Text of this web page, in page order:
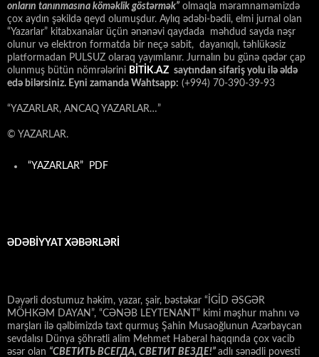
onların tanınmasına kömәklik göstәrmәk” olmaqla məramnaməmizdə
çox aydın şəkildə qeyd olumuşdur. Aylıq ədəbi-bədii, elmi jurnal olan
“Yazarlar” kitabxanalar üçün ənənəvi qaydada məhdud sayda nəşr
olunur və elektron formatda bir neçə sabit, dayanıqlı, təhlükəsiz
platformadan PULSUZ olaraq yayımlanır. Jurnalın bu günə qədər çap
olunmuş bütün nömrələrini BİTİK.AZ saytından sifariş yolu ilə əldə
edə bilərsiniz. Eyni zamanda Wahtsapp: (+994) 70-390-39-93
“YAZARLAR, ANCAQ YAZARLAR…”
© YAZARLAR.
“YAZARLAR” PDF
ƏDƏBİYYAT XƏBƏRLƏRİ
Dəyərli dostumuz həkim, yazar, şair, bəstəkar “İGİD ƏSGƏR
MÖHKƏM DAYAN”, “CƏNƏB LEYTENANT” kimi məşhur mahnı və
marşları ilə qəlbimizdə taxt qurmuş Şahin Musaoğlunun Azərbaycan
sevdalısı Dünya şöhrətli alim Mehmet Haberal haqqında çox vacib
əsər olan “СВЕТИТЬ ВСЕГДА, СВЕТИТ ВЕЗДЕ!” adlı sənədli povesti